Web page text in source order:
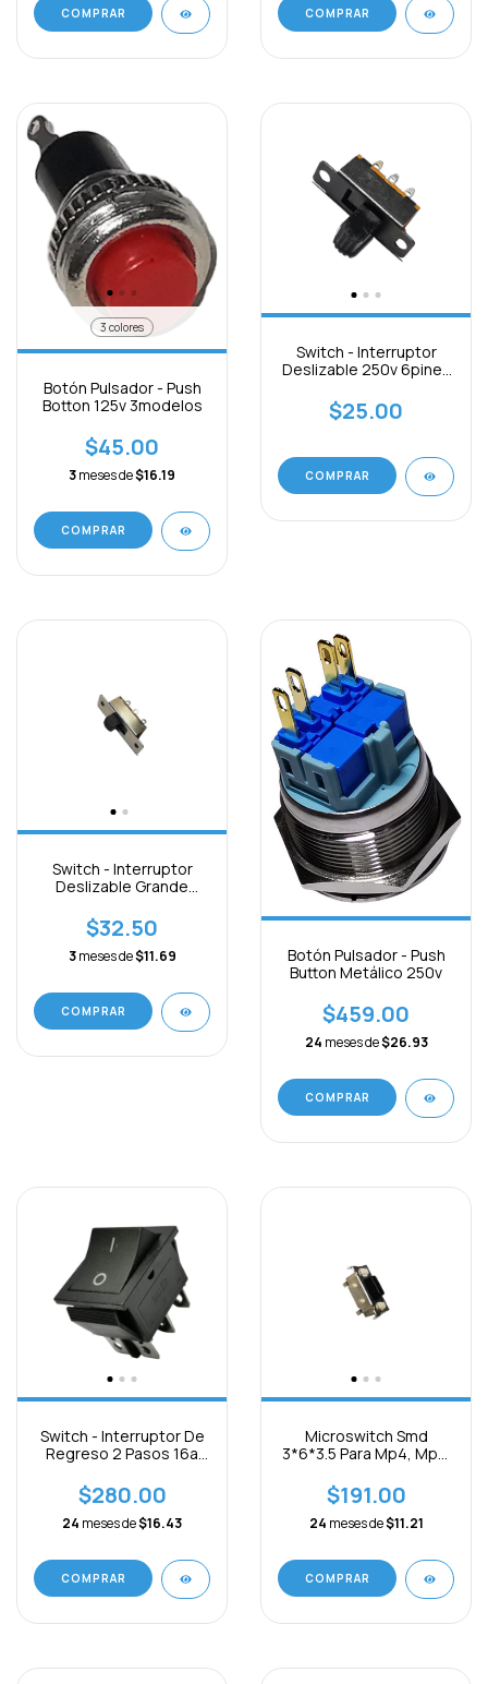
COMPRAR COMPRAR
3 colores
Botón Pulsador - Push
Botton 125v 3modelos
$45.00
3meses de$16.19
COMPRAR
Switch - Interruptor
Deslizable 250v 6pines
$25.00
COMPRAR
Switch - Interruptor
Deslizable Grande
$32.50
3 meses de$11.69
COMPRAR
Botón Pulsador - Push
Button Metálico 250v
$459.00
24 meses de$26.93
COMPRAR
Switch - Interruptor De
Regreso 2 Pasos 16a
$280.00
24 meses de$16.43
COMPRAR
Microswitch Smd
3*6*3.5 Para Mp4, Mp3,
$191.00
24 meses de$11.21
COMPRAR